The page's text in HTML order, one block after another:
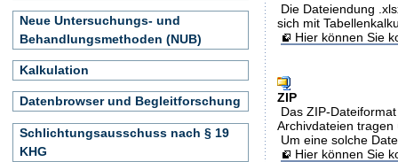
Die Dateiendung
sich mit
Hier können Sie
ZIP
Das ZIP-
Archivdateien
Um eine solche
Hier können Sie
Neue Untersuchungs- und
Behandlungsmethoden (NUB)
Kalkulation
Datenbrowser und Begleitforschung
Schlichtungsausschuss nach § 19
KHG